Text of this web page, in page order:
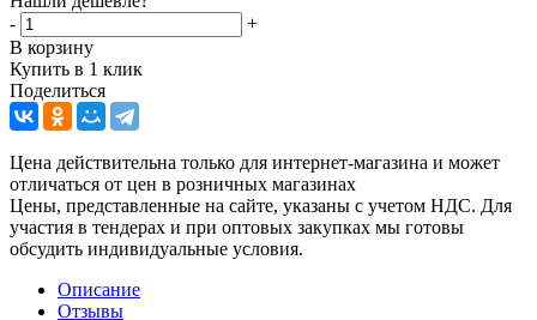
-
+
В корзину
Купить в 1 клик
Поделиться
Цена действительна только для интернет-магазина и может
отличаться от цен в розничных магазинах
Цены, представленные на сайте, указаны с учетом НДС. Для
участия в тендерах и при оптовых закупках мы готовы
обсудить индивидуальные условия.
Описание
Отзывы